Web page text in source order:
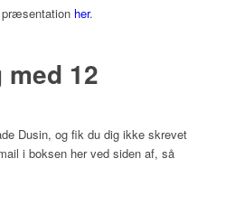
præsentation her.
12
Dusin, og fik du dig ikke skrevet
i boksen her ved siden af, så